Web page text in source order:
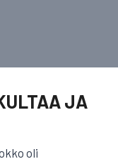
JA
oli